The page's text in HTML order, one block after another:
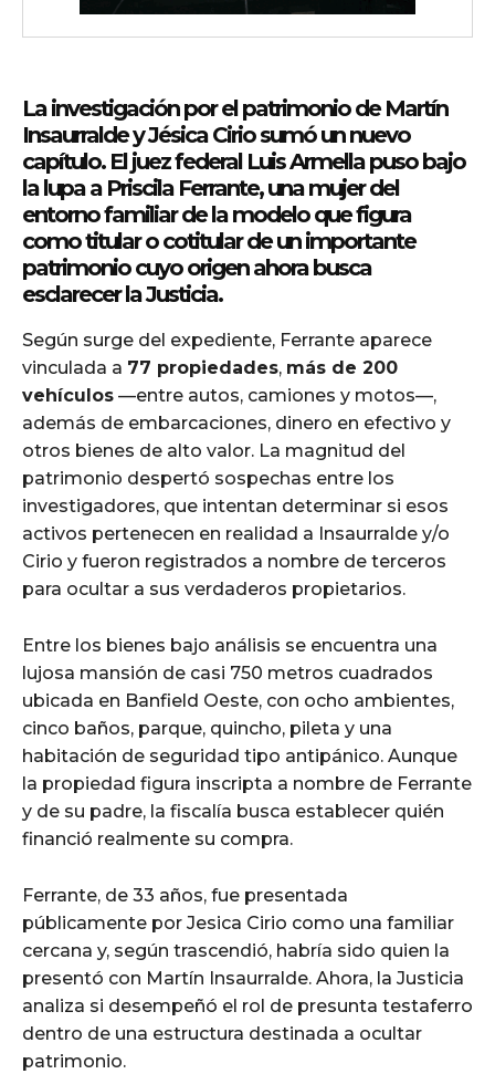
La investigación por el patrimonio de Martín
Insaurralde y Jésica Cirio sumó un nuevo
capítulo. El juez federal Luis Armella puso bajo
la lupa a Priscila Ferrante, una mujer del
entorno familiar de la modelo que figura
como titular o cotitular de un importante
patrimonio cuyo origen ahora busca
esclarecer la Justicia.
Según surge del expediente, Ferrante aparece
vinculada a 77 propiedades, más de 200
vehículos —entre autos, camiones y motos—,
además de embarcaciones, dinero en efectivo y
otros bienes de alto valor. La magnitud del
patrimonio despertó sospechas entre los
investigadores, que intentan determinar si esos
activos pertenecen en realidad a Insaurralde y/o
Cirio y fueron registrados a nombre de terceros
para ocultar a sus verdaderos propietarios.
Entre los bienes bajo análisis se encuentra una
lujosa mansión de casi 750 metros cuadrados
ubicada en Banfield Oeste, con ocho ambientes,
cinco baños, parque, quincho, pileta y una
habitación de seguridad tipo antipánico. Aunque
la propiedad figura inscripta a nombre de Ferrante
y de su padre, la fiscalía busca establecer quién
financió realmente su compra.
Ferrante, de 33 años, fue presentada
públicamente por Jesica Cirio como una familiar
cercana y, según trascendió, habría sido quien la
presentó con Martín Insaurralde. Ahora, la Justicia
analiza si desempeñó el rol de presunta testaferro
dentro de una estructura destinada a ocultar
patrimonio.